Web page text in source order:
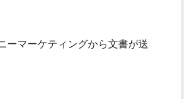
ーマーケティングから文書が送